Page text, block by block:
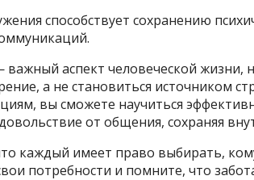
способствует сохранению
аспект человеческой жизни,
а не становиться источником
вы сможете научиться
от общения, сохраняя
каждый имеет право выбирать,
потребности и помните, что